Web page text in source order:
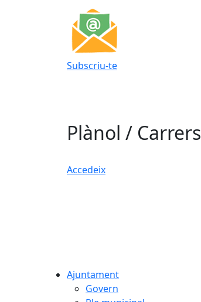
Subscriu-te
Plànol / Carrers
Accedeix
Ajuntament
Govern